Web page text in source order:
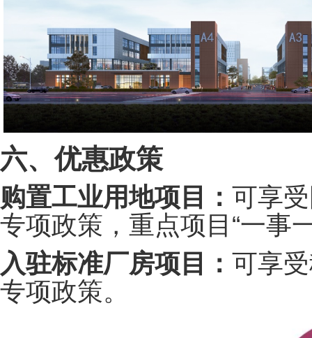
六、优惠政策
购置工业用地项目： 可享
专项政策，重点项目“一事
入驻标准厂房项目： 可享
专项政策。